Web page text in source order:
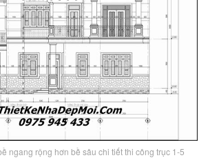
ngang rộng hơn bề sâu chi tiết thi công trục 1-5